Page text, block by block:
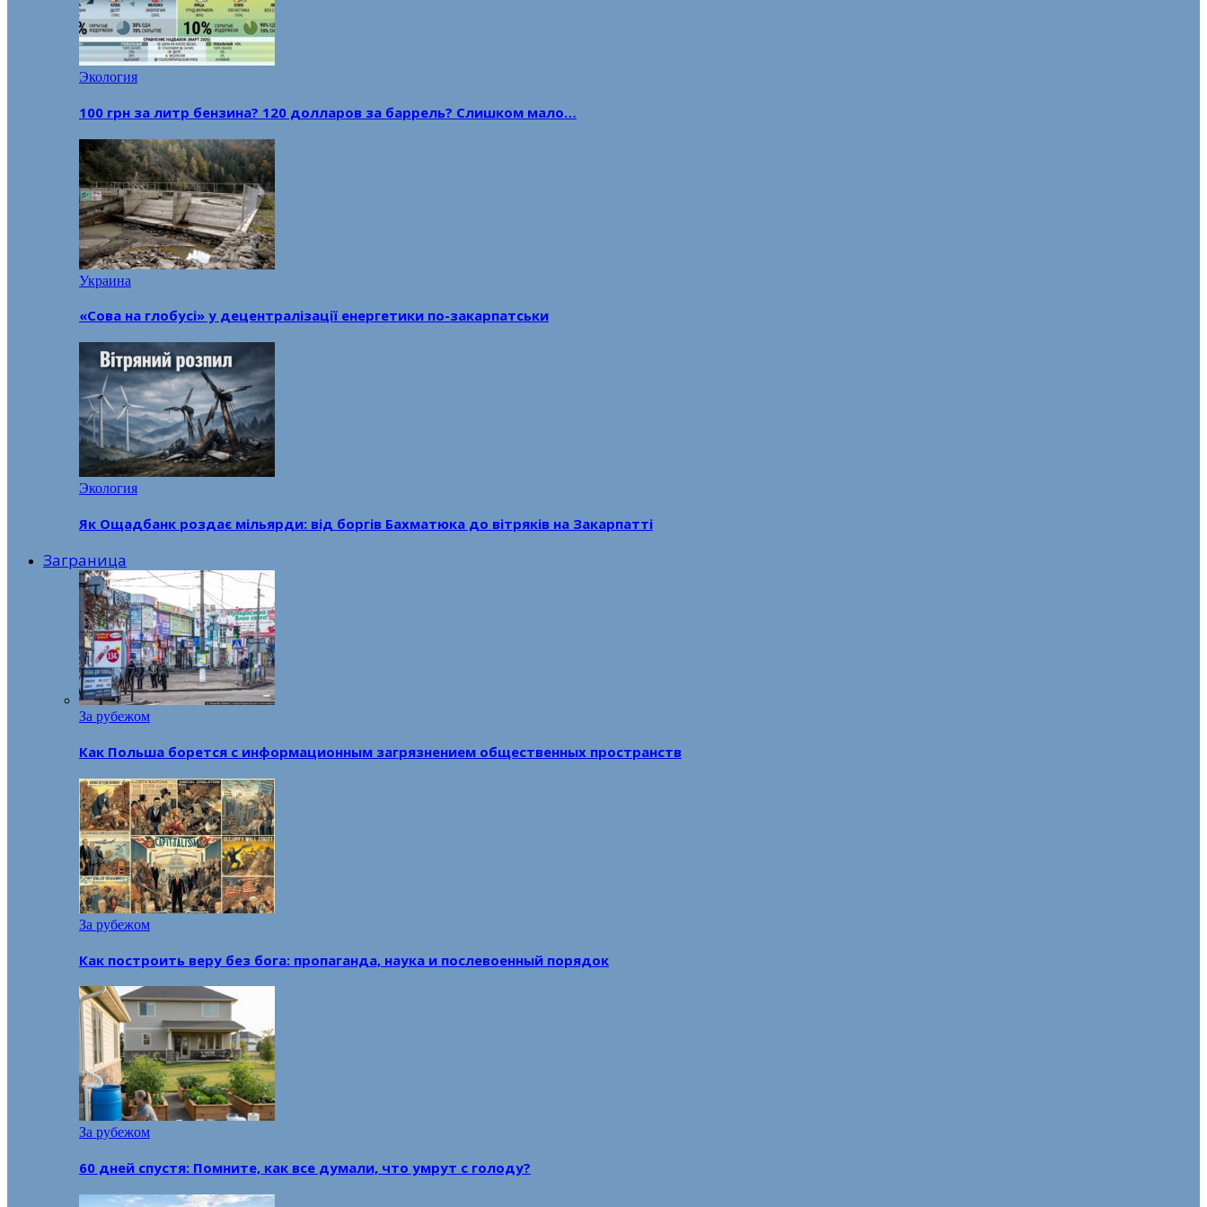
Экология
100 грн за литр бензина? 120 долларов за баррель? Слишком мало…
Украина
«Сова на глобусі» у децентралізації енергетики по-закарпатськи
Экология
Як Ощадбанк роздає мільярди: від боргів Бахматюка до вітряків на Закарпатті
Заграница
За рубежом
Как Польша борется с информационным загрязнением общественных пространств
За рубежом
Как построить веру без бога: пропаганда, наука и послевоенный порядок
За рубежом
60 дней спустя: Помните, как все думали, что умрут с голоду?